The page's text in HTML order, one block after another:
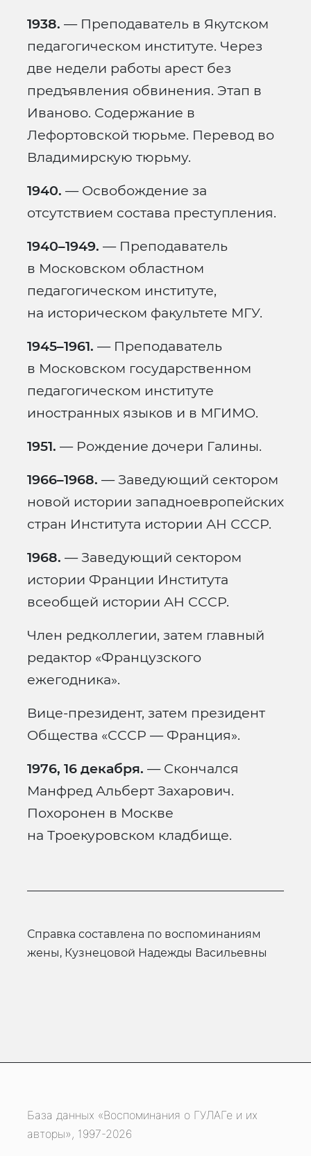
1938. — Преподаватель в Якутском
педагогическом институте. Через
две недели работы арест без
предъявления обвинения. Этап в
Иваново. Содержание в
Лефортовской тюрьме. Перевод во
Владимирскую тюрьму.
1940. — Освобождение за
отсутствием состава преступления.
1940–1949. — Преподаватель
в Московском областном
педагогическом институте,
на историческом факультете МГУ.
1945–1961. — Преподаватель
в Московском государственном
педагогическом институте
иностранных языков и в МГИМО.
1951. — Рождение дочери Галины.
1966–1968. — Заведующий сектором
новой истории западноевропейских
стран Института истории АН СССР.
1968. — Заведующий сектором
истории Франции Института
всеобщей истории АН СССР.
Член редколлегии, затем главный
редактор «Французского
ежегодника».
Вице-президент, затем президент
Общества «СССР — Франция».
1976, 16 декабря. — Скончался
Манфред Альберт Захарович.
Похоронен в Москве
на Троекуровском кладбище.
Справка составлена по воспоминаниям
жены, Кузнецовой Надежды Васильевны
База данных «Воспоминания о ГУЛАГе и их
авторы», 1997-2026